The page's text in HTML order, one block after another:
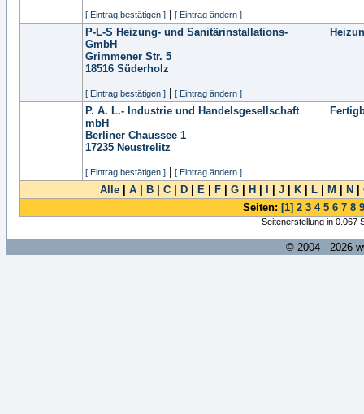
[ Eintrag bestätigen ] [ Eintrag ändern ]
P-L-S Heizung- und Sanitärinstallations-
GmbH
Grimmener Str. 5
18516 Süderholz
[ Eintrag bestätigen ] [ Eintrag ändern ]
P. A. L.- Industrie und Handelsgesellschaft
mbH
Berliner Chaussee 1
17235 Neustrelitz
[ Eintrag bestätigen ] [ Eintrag ändern ]
Alle A B C D E F G H J K L M N
Seiten: [1] 2 3 4 5 6 7 8 9
Seitenerstellung in 0.067
© 2004 - 2026